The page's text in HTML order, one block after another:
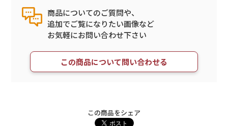
商品についてのご質問や、
追加でご覧になりたい画像など
お気軽にお問い合わせ下さい
この商品について問い合わせる
この商品をシェア